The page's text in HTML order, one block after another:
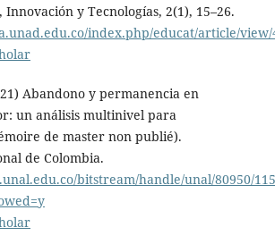
y Tecnologías, 2(1), 15–26.
index.php/educat/article/view/
Abandono y permanencia en
un análisis multinivel para
de master non publié).
de Colombia.
bitstream/handle/unal/80950/